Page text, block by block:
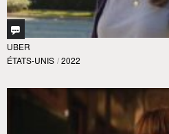
UBER
ÉTATS-UNIS / 2022